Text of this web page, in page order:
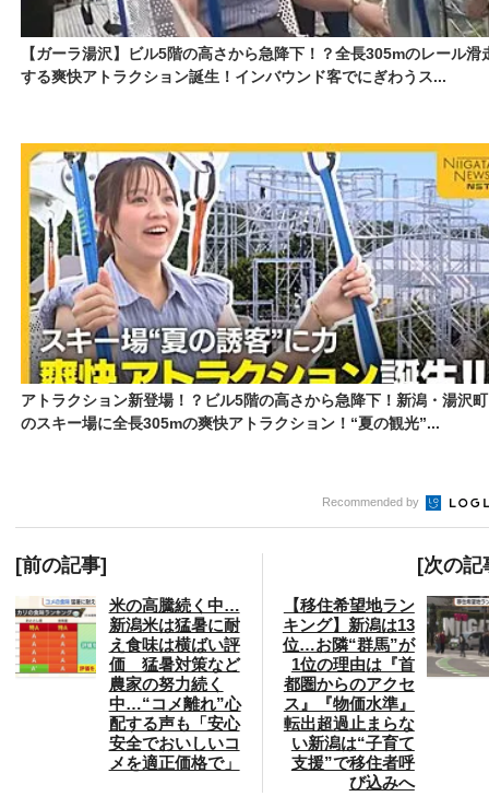
【ガーラ湯沢】ビル5階の高さから急降下！？全長305mのレール滑
する爽快アトラクション誕生！インバウンド客でにぎわうス...
アトラクション新登場！？ビル5階の高さから急降下！新潟・湯沢町
のスキー場に全長305mの爽快アトラクション！“夏の観光”...
Recommended by
[前の記事]
米の高騰続く中…
新潟米は猛暑に耐
え食味は横ばい評
価 猛暑対策など
農家の努力続く
中…“コメ離れ”心
配する声も「安心
安全でおいしいコ
メを適正価格で」
[次の記
【移住希望地ラン
キング】新潟は13
位…お隣“群馬”が
1位の理由は『首
都圏からのアクセ
ス』『物価水準』
転出超過止まらな
い新潟は“子育て
支援”で移住者呼
び込みへ